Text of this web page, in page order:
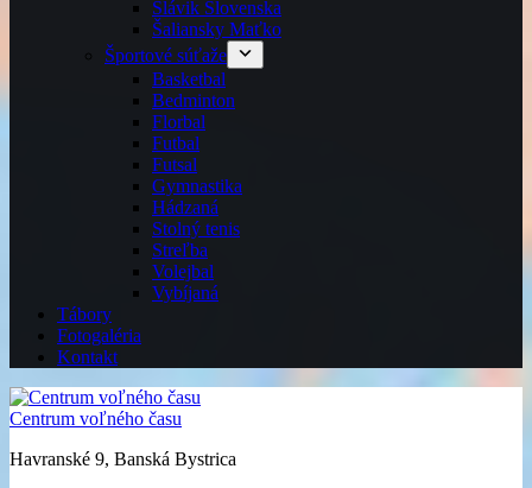
Slávik Slovenska
Šaliansky Maťko
Športové súťaže
Basketbal
Bedminton
Florbal
Futbal
Futsal
Gymnastika
Hádzaná
Stolný tenis
Streľba
Volejbal
Vybíjaná
Tábory
Fotogaléria
Kontakt
Centrum voľného času
Havranské 9, Banská Bystrica